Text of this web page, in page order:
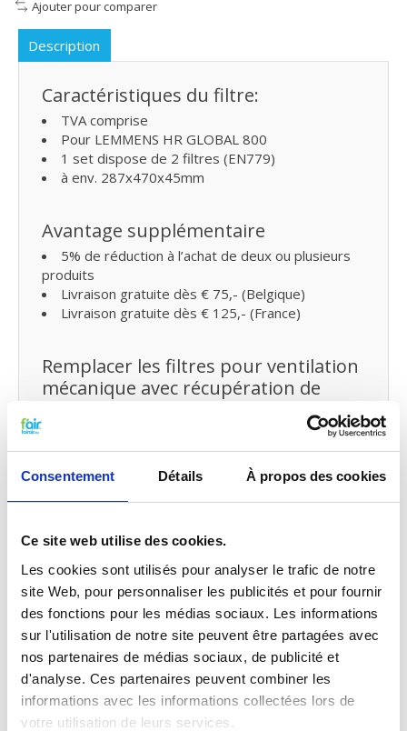
Consentement Détails À propos des cookies
Ce site web utilise des cookies.
Les cookies sont utilisés pour analyser le trafic de notre
site Web, pour personnaliser les publicités et pour fournir
des fonctions pour les médias sociaux. Les informations
sur l'utilisation de notre site peuvent être partagées avec
nos partenaires de médias sociaux, de publicité et
d'analyse. Ces partenaires peuvent combiner les
informations avec les informations collectées lors de
votre utilisation de leurs services.
Ajouter pour comparer
Description
Caractéristiques du filtre:
TVA comprise
Pour LEMMENS HR GLOBAL 800
1 set dispose de 2 filtres (EN779)
à env. 287x470x45mm
Avantage supplémentaire
5% de réduction à l’achat de deux ou plusieurs
produits
Livraison gratuite dès € 75,- (Belgique)
Livraison gratuite dès € 125,- (France)
Remplacer les filtres pour ventilation
mécanique avec récupération de
Vous pouvez facilement remplacer et remettre les
filtres VMC de fairair Lemmens HR Global 800
vous-même dans votre ventilation mécanique avec
chaleur. Vous pouvez également faire
unpetit entretien vous-mêmeen traitant votre
systèmede probiotiquesentre temps.
Qualité G4 pour le prix G3
Les filtres G3 f’air ont une capture de 92%. La
capture des filtres G3, selon les normes prescrites
EN779 doivent être entre 80% et 90%. Cela
signifie concrètement que les filtres G3 f’air ont